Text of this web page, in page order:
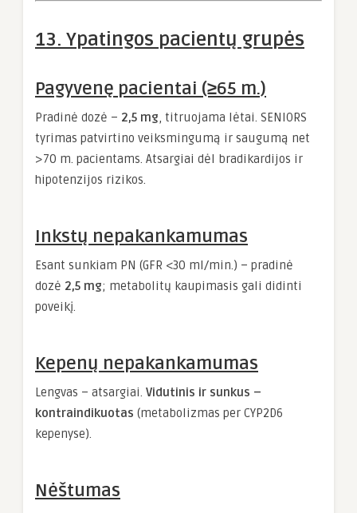
13. Ypatingos pacientų grupės
Pagyvenę pacientai (≥65 m.)
Pradinė dozė – 2,5 mg , titruojama lėtai. SENIORS
tyrimas patvirtino veiksmingumą ir saugumą net
>70 m. pacientams. Atsargiai dėl bradikardijos ir
hipotenzijos rizikos.
Inkstų nepakankamumas
Esant sunkiam PN (GFR <30 ml/min.) – pradinė
dozė 2,5 mg; metabolitų kaupimasis gali didinti
poveikį.
Kepenų nepakankamumas
Lengvas – atsargiai. Vidutinis ir sunkus –
kontraindikuotas (metabolizmas per CYP2D6
kepenyse).
Nėštumas